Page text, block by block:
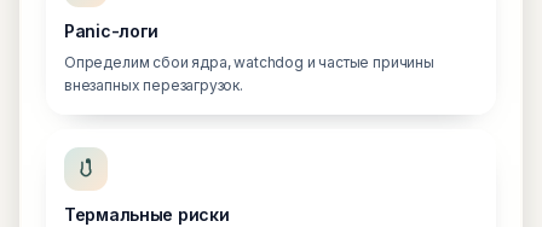
Panic-логи
Определим сбои ядра, watchdog и частые причины
внезапных перезагрузок.
Термальные риски